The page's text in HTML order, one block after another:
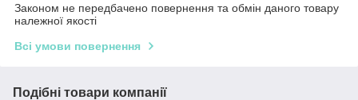
Законом не передбачено повернення та обмін даного товару
належної якості
Всі умови повернення
Подібні товари компанії